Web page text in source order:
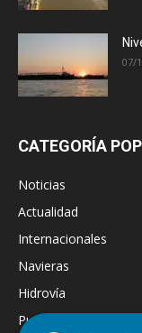
07/
CATEGORÍA
Noticias
Actualidad
Internacionales
Navieras
Hidrovía
Puertos